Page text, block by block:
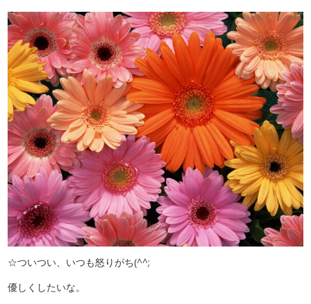
☆ついつい、いつも怒りがち(^^;
優しくしたいな。